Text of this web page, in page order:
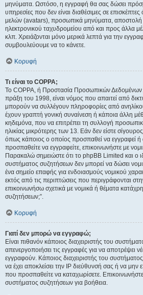
μηνύματα. Ωστόσο, η εγγραφή θα σας δώσει
υπηρεσίες που δεν είναι διαθέσιμες σε
μελών (avatars), προσωπικά μηνύματα,
ηλεκτρονικού ταχυδρομείου από και προς άλλα
κλπ. Χρειάζονται μόνο μερικά λεπτά για την
συμβουλεύουμε να το κάνετε.
Κορυφή
Τι είναι το COPPA;
Το COPPA, ή Προστασία Προσωπικών Δεδομένων
πράξη του 1998, είναι νόμος που απαιτεί από
μπορούν να συλλέγουν πληροφορίες από
έχουν γραπτή γονική συναίνεση ή κάποια άλλη
κηδεμόνα, που να επιτρέπει τη συλλογή
ηλικίας μικρότερης των 13. Εάν δεν είστε
όπως κάποιος ο οποίος προσπαθεί να εγγραφεί ή
προσπαθείτε να εγγραφείτε, επικοινωνήστε με
Παρακαλώ σημειώστε ότι το phpBB Limited και ο
συστήματος συζητήσεων δεν μπορεί να δώσει
ένα σημείο επαφής για ενδοιασμούς νομικού
εκτός από τις περιπτώσεις που περιγράφονται
επικοινωνήσω σχετικά με νομικά ή θέματα
συζητήσεων;”.
Κορυφή
Γιατί δεν μπορώ να εγγραφώ;
Είναι πιθανόν κάποιος διαχειριστής του
απενεργοποιήσει τις εγγραφές για να αποτρέψει
εγγραφούν. Κάποιος διαχειριστής του
να έχει αποκλείσει την IP διεύθυνσή σας ή να μην
που προσπαθείτε να καταχωρίσετε.
συστήματος συζητήσεων για βοήθεια.